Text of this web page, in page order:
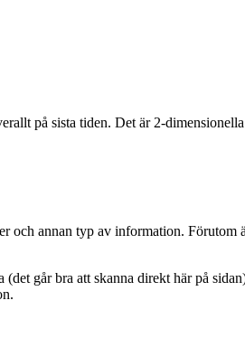
på sista tiden. Det är 2-
annan typ av information.
går bra att skanna direkt här på